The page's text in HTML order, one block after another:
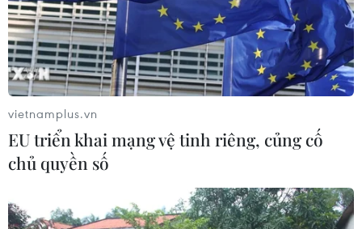
vietnamplus.vn
EU triển khai mạng vệ tinh riêng, củng cố
chủ quyền số